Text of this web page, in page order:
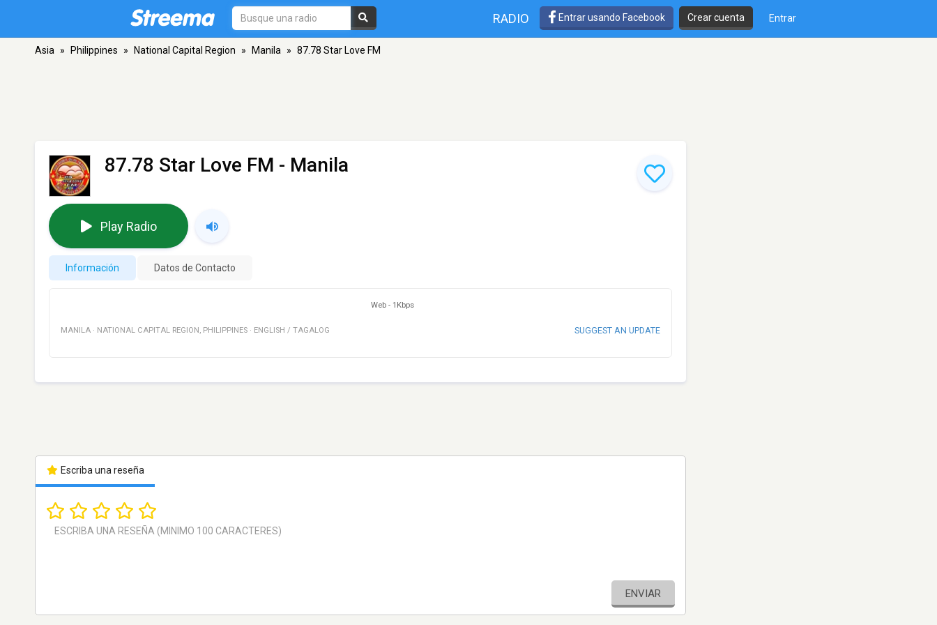
RADIO Entrar usando Facebook Crear cuenta Entrar
Asia » Philippines » National Capital Region » Manila » 87.78 Star Love FM
87.78 Star Love FM - Manila
Play Radio
Información Datos de Contacto
Web - 1Kbps
MANILA · NATIONAL CAPITAL REGION, PHILIPPINES · ENGLISH / TAGALOG SUGGEST AN UPDATE
Escriba una reseña
ENVIAR